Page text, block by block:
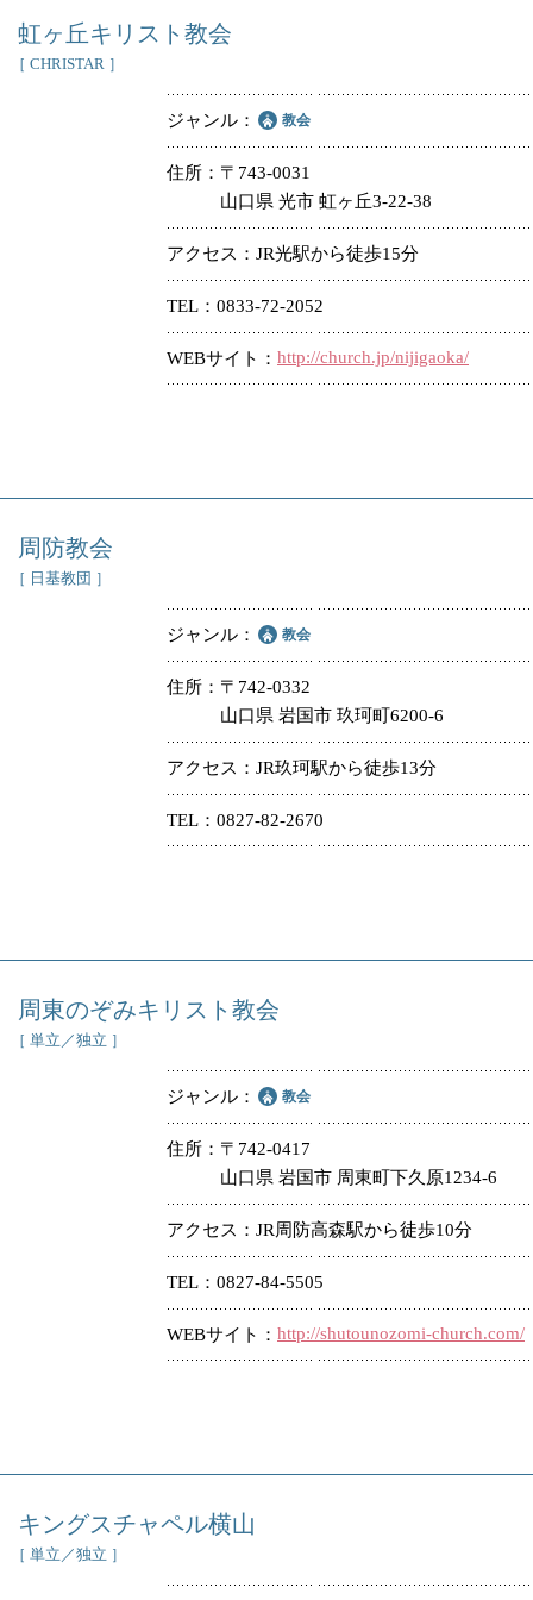
虹ヶ丘キリスト教会
［ CHRISTAR ］
ジャンル 教会
住所
〒743-0031
山口県 光市 虹ヶ丘3-22-38
アクセス JR光駅から徒歩15分
TEL 0833-72-2052
WEBサイト http://church.jp/nijigaoka/
周防教会
［ 日基教団 ］
ジャンル 教会
住所
〒742-0332
山口県 岩国市 玖珂町6200-6
アクセス JR玖珂駅から徒歩13分
TEL 0827-82-2670
周東のぞみキリスト教会
［ 単立／独立 ］
ジャンル 教会
住所
〒742-0417
山口県 岩国市 周東町下久原1234-6
アクセス JR周防高森駅から徒歩10分
TEL 0827-84-5505
WEBサイト http://shutounozomi-church.com/
キングスチャペル横山
［ 単立／独立 ］